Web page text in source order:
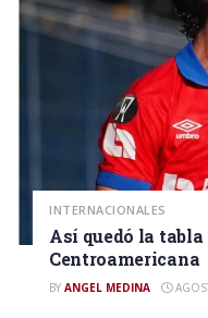
INTERNACIONALES
Así quedó la
Centroamericana
BY ANGEL MEDINA